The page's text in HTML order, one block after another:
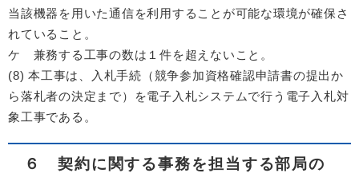
当該機器を用いた通信を利用することが可能な環境が確保さ
れていること。
ケ 兼務する工事の数は１件を超えないこと。
(8) 本工事は、入札手続（競争参加資格確認申請書の提出か
ら落札者の決定まで）を電子入札システムで行う電子入札対
象工事である。
６ 契約に関する事務を担当する部局の